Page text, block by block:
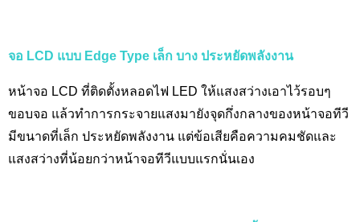
จอ LCD แบบ Edge Type เล็ก บาง ประหยัดพลังงาน
หน้าจอ LCD ที่ติดตั้งหลอดไฟ LED ให้แสงสว่างเอาไว้รอบๆ
ขอบจอ แล้วทำการกระจายแสงมายังจุดกึ่งกลางของหน้าจอทีวี
มีขนาดที่เล็ก ประหยัดพลังงาน แต่ข้อเสียคือความคมชัดและ
แสงสว่างที่น้อยกว่าหน้าจอทีวีแบบแรกนั่นเอง